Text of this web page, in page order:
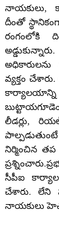
నాయకులు,
దీంతో
రంగంలోకి
వ్యక్తం
కార్యాలయాన్ని
లీడర్లు,
నిర్మించిన
సీపీఐ
చేశారు. లేని
నాయకులు